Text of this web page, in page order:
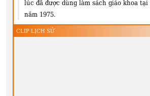
lúc đã được dùng làm sách giáo khoa
năm 1975.
CLIP LỊCH SỬ